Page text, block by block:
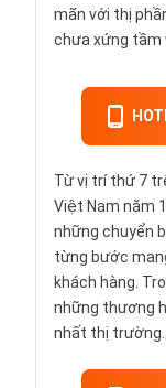
mãn với thị
chưa xứng tầm
Từ vị trí thứ 7
Việt Nam năm
những chuyển
từng bước
khách hàng.
những thương
nhất thị trường.